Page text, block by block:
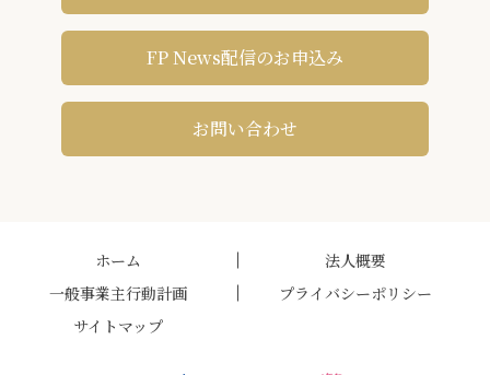
FP News配信のお申込み
お問い合わせ
ホーム
法人概要
一般事業主行動計画
プライバシーポリシー
サイトマップ